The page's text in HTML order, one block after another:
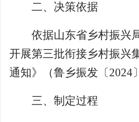
二、决策依据
依据山东省乡村振兴
开展第三批衔接乡村振兴
通知》（鲁乡振发〔2024
三、制定过程